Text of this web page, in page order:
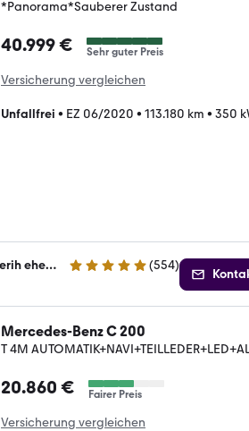
*Panorama*Sauberer Zustand
40.999 € Sehr guter Preis
Versicherung vergleichen
Unfallfrei • EZ 06/2020 • 113.180 km • 350
MY CARS - Automobil-Zentrum - Yagsatan, Merih ehem. Jungwagenzentrum Nürnberg 4.9 Sterne (554)
Mercedes-Benz C 200
T 4M
20.860 € Fairer Preis
Versicherung vergleichen